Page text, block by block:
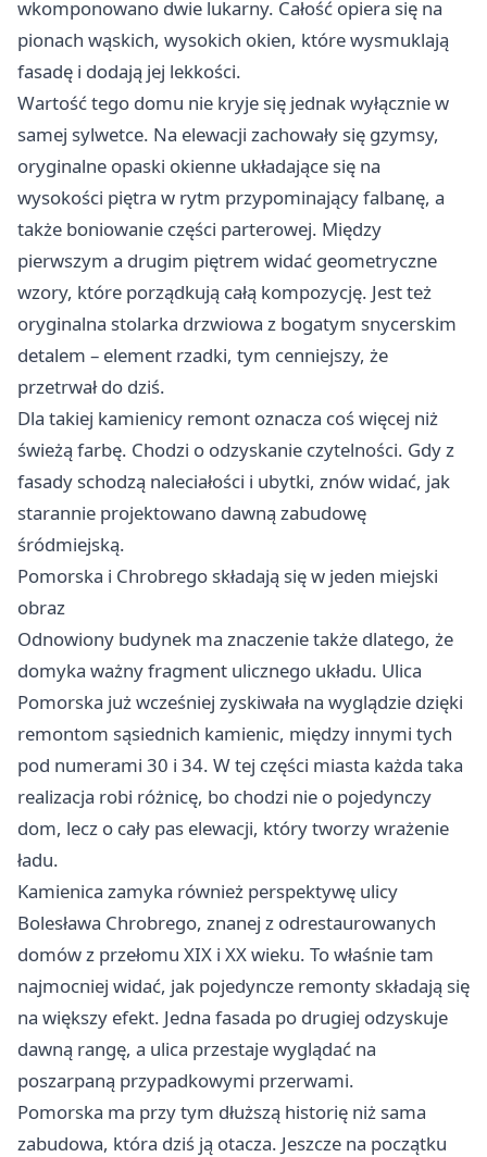
wkomponowano dwie lukarny. Całość opiera się na
pionach wąskich, wysokich okien, które wysmuklają
fasadę i dodają jej lekkości.
Wartość tego domu nie kryje się jednak wyłącznie w
samej sylwetce. Na elewacji zachowały się gzymsy,
oryginalne opaski okienne układające się na
wysokości piętra w rytm przypominający falbanę, a
także boniowanie części parterowej. Między
pierwszym a drugim piętrem widać geometryczne
wzory, które porządkują całą kompozycję. Jest też
oryginalna stolarka drzwiowa z bogatym snycerskim
detalem – element rzadki, tym cenniejszy, że
przetrwał do dziś.
Dla takiej kamienicy remont oznacza coś więcej niż
świeżą farbę. Chodzi o odzyskanie czytelności. Gdy z
fasady schodzą naleciałości i ubytki, znów widać, jak
starannie projektowano dawną zabudowę
śródmiejską.
Pomorska i Chrobrego składają się w jeden miejski
obraz
Odnowiony budynek ma znaczenie także dlatego, że
domyka ważny fragment ulicznego układu. Ulica
Pomorska już wcześniej zyskiwała na wyglądzie dzięki
remontom sąsiednich kamienic, między innymi tych
pod numerami 30 i 34. W tej części miasta każda taka
realizacja robi różnicę, bo chodzi nie o pojedynczy
dom, lecz o cały pas elewacji, który tworzy wrażenie
ładu.
Kamienica zamyka również perspektywę ulicy
Bolesława Chrobrego, znanej z odrestaurowanych
domów z przełomu XIX i XX wieku. To właśnie tam
najmocniej widać, jak pojedyncze remonty składają się
na większy efekt. Jedna fasada po drugiej odzyskuje
dawną rangę, a ulica przestaje wyglądać na
poszarpaną przypadkowymi przerwami.
Pomorska ma przy tym dłuższą historię niż sama
zabudowa, która dziś ją otacza. Jeszcze na początku